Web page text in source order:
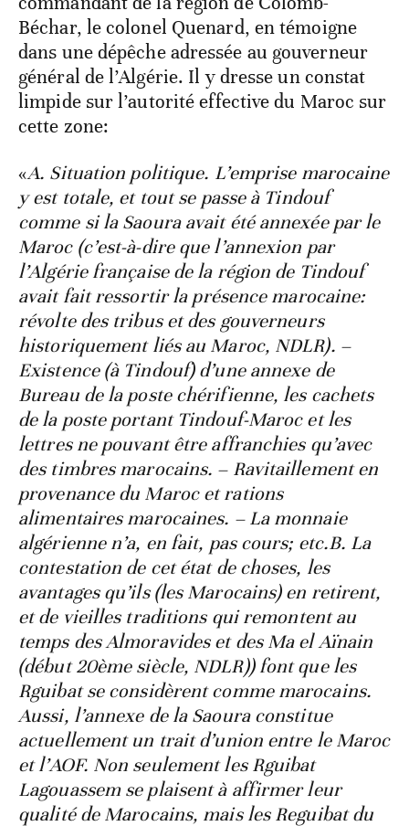
Béchar, le colonel Quenard, en témoigne
dans une dépêche adressée au gouverneur
général de l’Algérie. Il y dresse un constat
limpide sur l’autorité effective du Maroc sur
cette zone:
«A. Situation politique. L’emprise marocaine
y est totale, et tout se passe à Tindouf
comme si la Saoura avait été annexée par le
Maroc (c’est-à-dire que l’annexion par
l’Algérie française de la région de Tindouf
avait fait ressortir la présence marocaine:
révolte des tribus et des gouverneurs
historiquement liés au Maroc, NDLR). –
Existence (à Tindouf) d’une annexe de
Bureau de la poste chérifienne, les cachets
de la poste portant Tindouf-Maroc et les
lettres ne pouvant être affranchies qu’avec
des timbres marocains. – Ravitaillement en
provenance du Maroc et rations
alimentaires marocaines. – La monnaie
algérienne n’a, en fait, pas cours; etc.B. La
contestation de cet état de choses, les
avantages qu’ils (les Marocains) en retirent,
et de vieilles traditions qui remontent au
temps des Almoravides et des Ma el Aïnain
(début 20ème siècle, NDLR)) font que les
Rguibat se considèrent comme marocains.
Aussi, l’annexe de la Saoura constitue
actuellement un trait d’union entre le Maroc
et l’AOF. Non seulement les Rguibat
Lagouassem se plaisent à affirmer leur
qualité de Marocains, mais les Reguibat du